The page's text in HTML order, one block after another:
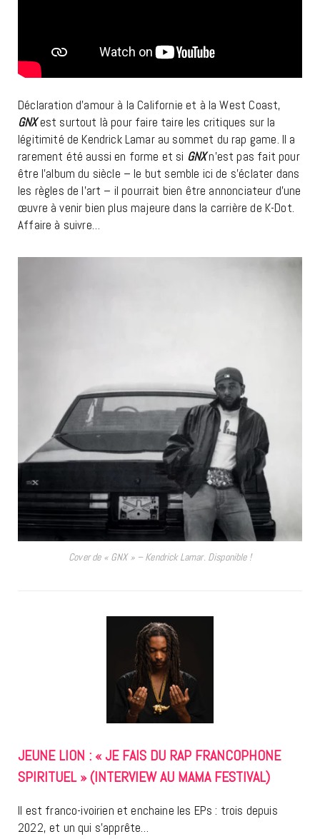
Déclaration d’amour à la Californie et à la West Coast,
GNXest surtout là pour faire taire les critiques sur la
légitimité de Kendrick Lamar au sommet du rap game. Il a
rarement été aussi en forme et si GNX n’est pas fait pour
être l’album du siècle – le but semble ici de s’éclater dans
les règles de l’art – il pourrait bien être annonciateur d’une
œuvre à venir bien plus majeure dans la carrière de K-Dot.
Affaire à suivre…
Cover de « GNX » – Kendrick Lamar. Disponible !
JEUNE LION : « JE FAIS DU RAP FRANCOPHONE
SPIRITUEL » (INTERVIEW AU MAMA FESTIVAL)
Il est franco-ivoirien et enchaine les EPs : trois depuis
2022, et un qui s’apprête…